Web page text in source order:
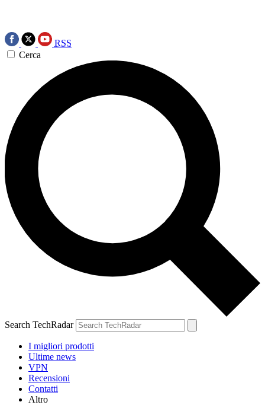
RSS
Cerca
Search TechRadar
I migliori prodotti
Ultime news
VPN
Recensioni
Contatti
Altro